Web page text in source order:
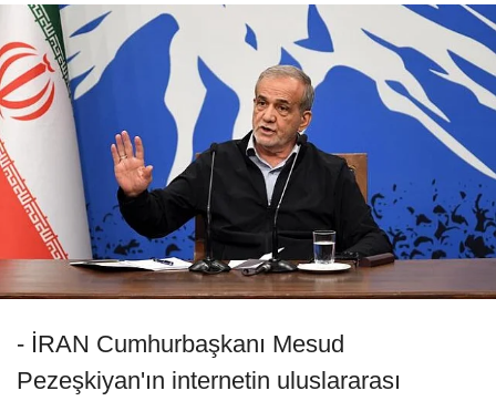
- İRAN Cumhurbaşkanı Mesud
Pezeşkiyan'ın internetin uluslararası